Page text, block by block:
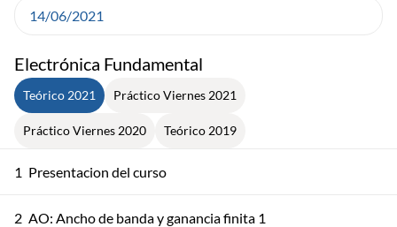
Electrónica Fundamental
Teórico 2021 Práctico Viernes 2021
Práctico Viernes 2020 Teórico 2019
1 Presentacion del curso
2 AO: Ancho de banda y ganancia finita 1
14/06/2021